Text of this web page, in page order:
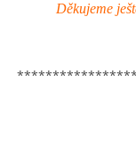
Děkujeme